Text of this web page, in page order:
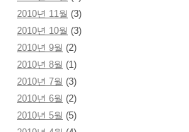
2010년 11월 (3)
2010년 10월 (3)
2010년 9월 (2)
2010년 8월 (1)
2010년 7월 (3)
2010년 6월 (2)
2010년 5월 (5)